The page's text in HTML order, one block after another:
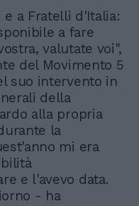
e a Fratelli d'Italia:
a fare
valutate voi'',
del Movimento 5
suo intervento in
della
alla propria
la
mi era
e l'avevo data.
- ha